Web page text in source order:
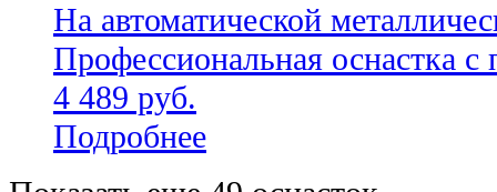
На автоматической
Профессиональная оснастка
4 489 руб.
Подробнее